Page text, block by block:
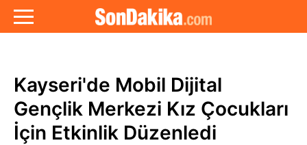
Kayseri'de Mobil Dijital
Gençlik Merkezi Kız Çocukları
İçin Etkinlik Düzenledi